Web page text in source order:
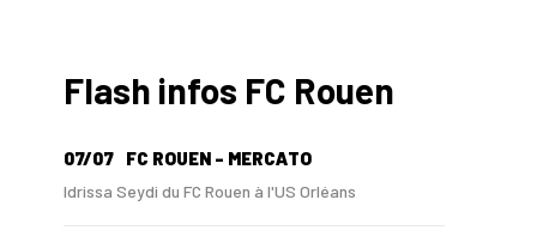
Flash infos FC Rouen
07/07 FC ROUEN - MERCATO
Idrissa Seydi du FC Rouen à l'US Orléans